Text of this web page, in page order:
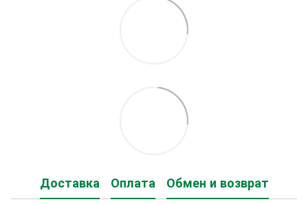
Доставка Оплата Обмен и возврат